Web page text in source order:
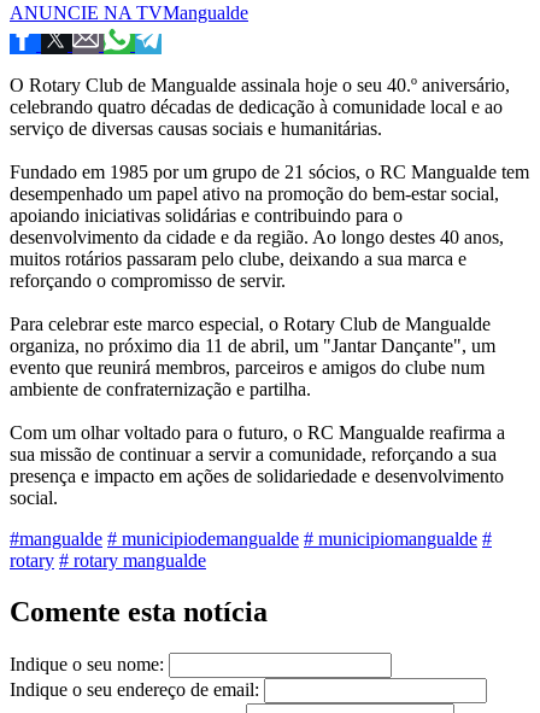
ANUNCIE NA TVMangualde
O Rotary Club de Mangualde assinala hoje o seu 40.º aniversário,
celebrando quatro décadas de dedicação à comunidade local e ao
serviço de diversas causas sociais e humanitárias.
Fundado em 1985 por um grupo de 21 sócios, o RC Mangualde tem
desempenhado um papel ativo na promoção do bem-estar social,
apoiando iniciativas solidárias e contribuindo para o
desenvolvimento da cidade e da região. Ao longo destes 40 anos,
muitos rotários passaram pelo clube, deixando a sua marca e
reforçando o compromisso de servir.
Para celebrar este marco especial, o Rotary Club de Mangualde
organiza, no próximo dia 11 de abril, um "Jantar Dançante", um
evento que reunirá membros, parceiros e amigos do clube num
ambiente de confraternização e partilha.
Com um olhar voltado para o futuro, o RC Mangualde reafirma a
sua missão de continuar a servir a comunidade, reforçando a sua
presença e impacto em ações de solidariedade e desenvolvimento
social.
#mangualde # municipiodemangualde # municipiomangualde #
rotary # rotary mangualde
Comente esta notícia
Indique o seu nome:
Indique o seu endereço de email: